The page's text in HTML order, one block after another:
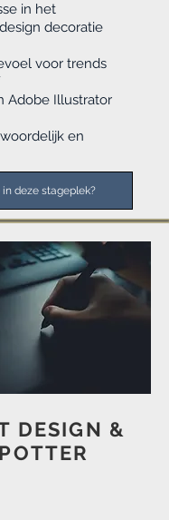
in het
decoratie
voor trends
Adobe Illustrator
en
in deze stageplek?
DESIGN &